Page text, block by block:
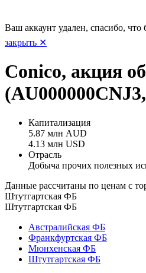
Ваш аккаунт удален, спасибо,
закрыть ✕
Conico, акция
Капитализация
5.87 млн AUD
4.13 млн USD
Отрасль
Добыча прочих полезных
Данные рассчитаны по ценам с
Штутгартская ФБ
Штутгартская ФБ
Австралийская ФБ
Франкфуртская ФБ
Мюнхенская ФБ
Штутгартская ФБ